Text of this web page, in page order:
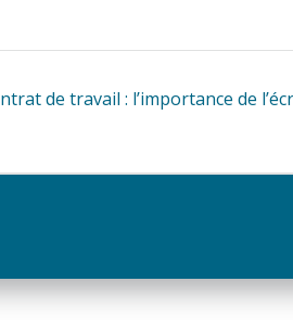
de travail : l’importance de